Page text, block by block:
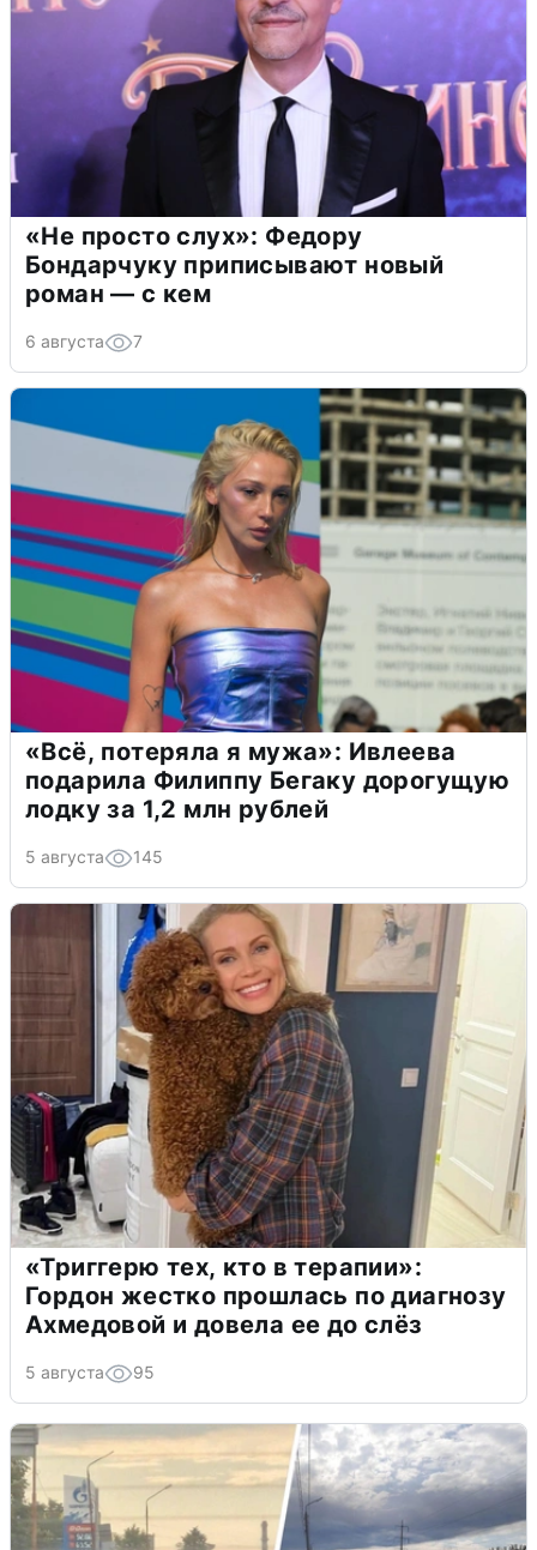
«Не просто слух»: Федору
Бондарчуку приписывают новый
роман — с кем
6 августа 7
«Всё, потеряла я мужа»: Ивлеева
подарила Филиппу Бегаку дорогущую
лодку за 1,2 млн рублей
5 августа 145
«Триггерю тех, кто в терапии»:
Гордон жестко прошлась по диагнозу
Ахмедовой и довела ее до слёз
5 августа 95